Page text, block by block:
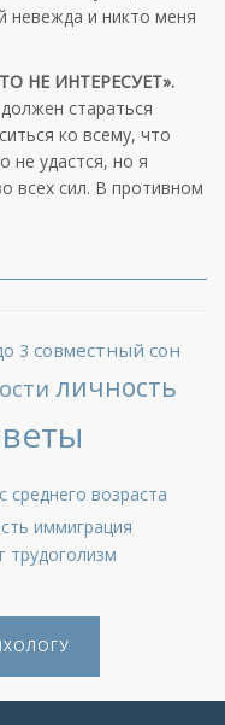
невежда и никто меня
НЕ ИНТЕРЕСУЕТ».
стараться
ко всему, что
не удастся, но я
всех сил. В противном
3 совместный сон
личность
среднего возраста
иммиграция
трудоголизм